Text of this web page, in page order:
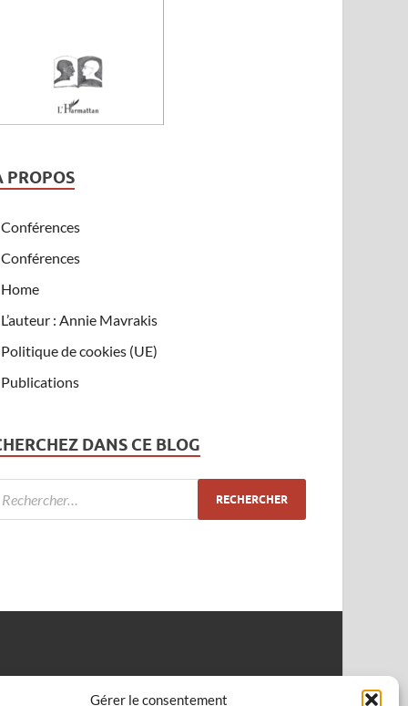
Gérer le consentement
PROPOS
Conférences
Conférences
Home
L’auteur : Annie Mavrakis
Politique de cookies (UE)
Publications
DANS CE BLOG